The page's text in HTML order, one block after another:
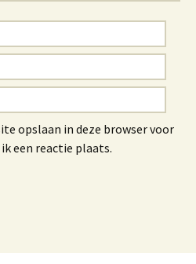
opslaan in deze browser voor
een reactie plaats.